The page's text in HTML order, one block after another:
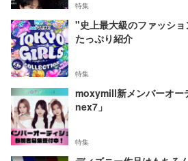
特集
"史上最大級のファッシ
たっぷり紹介
特集
moxymill新メンバーオ
nex7」
特集